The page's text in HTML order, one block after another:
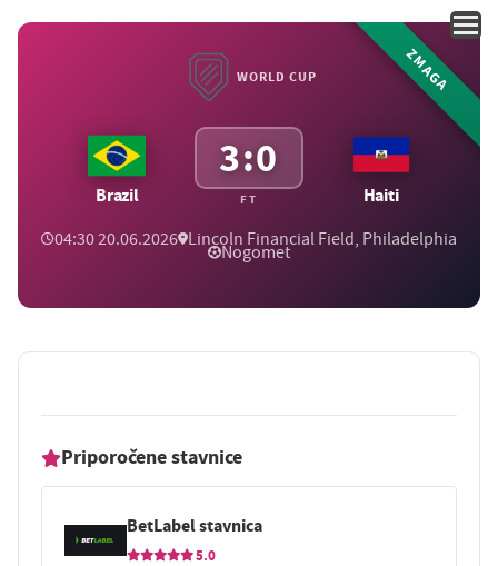
WORLD CUP
Brazil
3:0
FT Haiti
04:30 20.06.2026 Lincoln Financial Field, Philadelphia
Nogomet
ZMAGA
Priporočene stavnice
BetLabel stavnica
5.0